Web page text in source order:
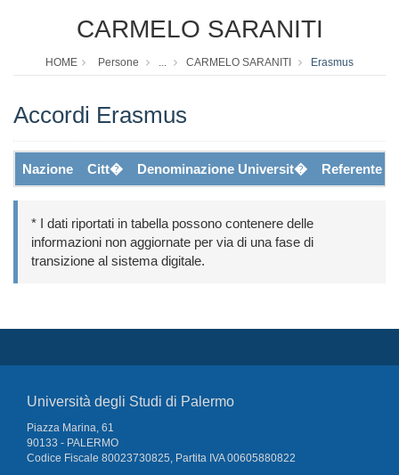
CARMELO SARANITI
HOME Persone ... CARMELO SARANITI Erasmus
Accordi Erasmus
Nazione Citt� Denominazione Universit� Referente
* I dati riportati in tabella possono contenere delle
informazioni non aggiornate per via di una fase di
transizione al sistema digitale.
Università degli Studi di Palermo
Piazza Marina, 61
90133 - PALERMO
Codice Fiscale 80023730825, Partita IVA 00605880822